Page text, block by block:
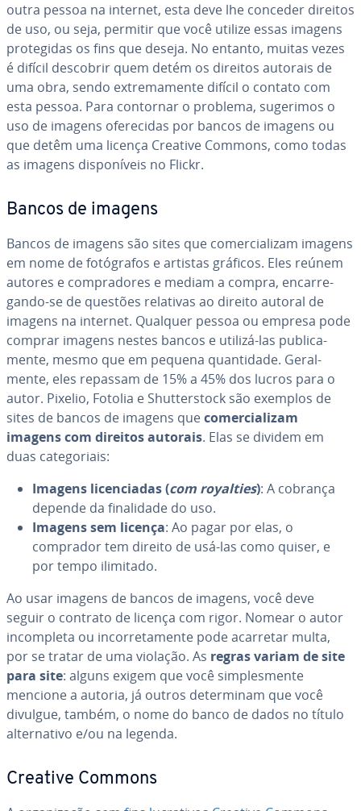
outra pessoa na internet, esta deve lhe conceder direitos
de uso, ou seja, permitir que você utilize essas imagens
pro­te­gi­das os fins que deseja. No entanto, muitas vezes
é difícil descobrir quem detém os direitos autorais de
uma obra, sendo ex­tre­ma­mente difícil o contato com
esta pessoa. Para contornar o problema, sugerimos o
uso de imagens ofe­re­ci­das por bancos de imagens ou
que detêm uma licença Creative Commons, como todas
as imagens dis­po­ní­veis no Flickr.
Bancos de imagens
Bancos de imagens são sites que co­mer­ci­a­li­zam imagens
em nome de fo­tó­gra­fos e artistas gráficos. Eles reúnem
autores e com­pra­do­res e mediam a compra, en­car­re­
gando-se de questões relativas ao direito autoral de
imagens na internet. Qualquer pessoa ou empresa pode
comprar imagens nestes bancos e utilizá-las pu­bli­ca­
mente, mesmo que em pequena quan­ti­dade. Ge­ral­
mente, eles repassam de 15% a 45% dos lucros para o
autor. Pixelio, Fotolia e Shut­ters­tock são exemplos de
sites de bancos de imagens queco­mer­ci­a­li­zam
imagens com direitos autorais. Elas se dividem em
duas ca­te­go­ri­ais:
Imagens li­cen­ci­a­das (com royalties): A cobrança
depende da fi­na­li­dade do uso.
Imagens sem licença: Ao pagar por elas, o
comprador tem direito de usá-las como quiser, e
por tempo ilimitado.
Ao usar imagens de bancos de imagens, você deve
seguir o contrato de licença com rigor. Nomear o autor
in­com­pleta ou in­cor­re­ta­mente pode acarretar multa,
por se tratar de uma violação. As regras variam de site
para site: alguns exigem que você sim­ples­mente
mencione a autoria, já outros de­ter­mi­nam que você
divulgue, também, o nome do banco de dados no título
al­ter­na­tivo e/ou na legenda.
Creative Commons